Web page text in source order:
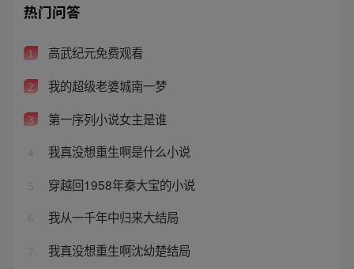
热门问答
1 高武纪元免费观看
2 我的超级老婆城南一梦
3 第一序列小说女主是谁
4 我真没想重生啊是什么小说
5 穿越回1958年秦大宝的小说
6 我从一千年中归来大结局
7 我真没想重生啊沈幼楚结局